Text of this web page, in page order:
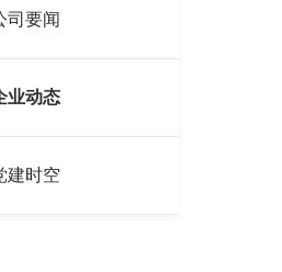
司要闻
业动态
建时空